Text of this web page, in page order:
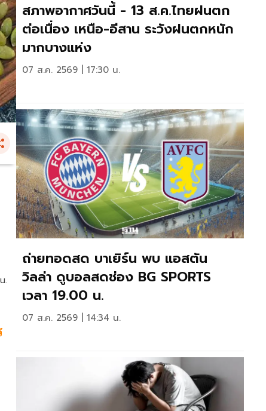
.
สภาพอากาศวันนี้ - 13 ส.ค.ไทยฝนตก
ต่อเนื่อง เหนือ-อีสาน ระวังฝนตกหนัก
มากบางแห่ง
07 ส.ค. 2569 | 17:30 น.
ถ่ายทอดสด บาเยิร์น พบ แอสตัน
วิลล่า ดูบอลสดช่อง BG SPORTS
เวลา 19.00 น.
07 ส.ค. 2569 | 14:34 น.